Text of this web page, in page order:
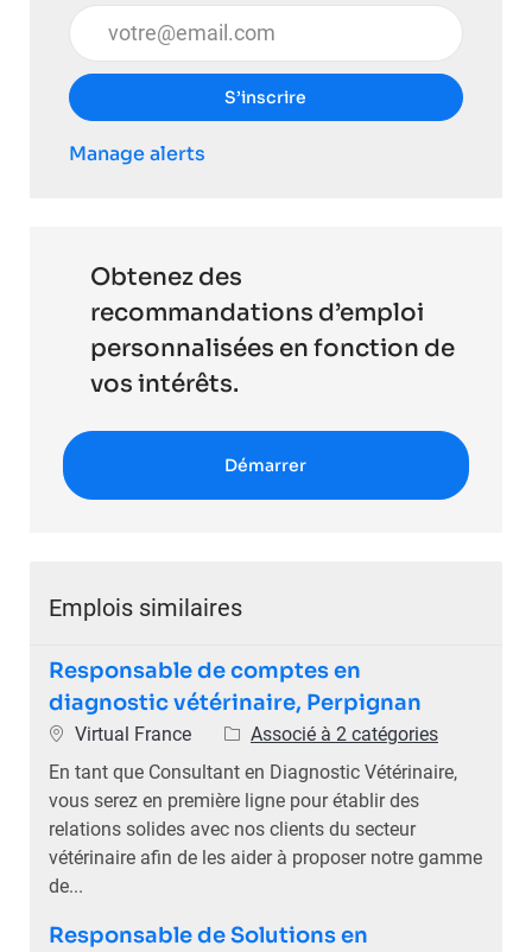
Entrez l’adresse e-mail (obligatoire)
S’inscrire
Manage alerts
Obtenez des
recommandations d’emploi
personnalisées en fonction de
vos intérêts.
Démarrer
Emplois similaires
Responsable de comptes en
diagnostic vétérinaire, Perpignan
Emplacement
Virtual France
Associé à 2 catégories
En tant que Consultant en Diagnostic Vétérinaire,
vous serez en première ligne pour établir des
relations solides avec nos clients du secteur
vétérinaire afin de les aider à proposer notre gamme
de...
Responsable de Solutions en